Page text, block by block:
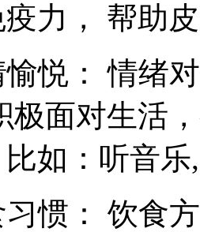
力， 帮助
悦： 情绪
极面对生活
如：听音乐
惯： 饮食